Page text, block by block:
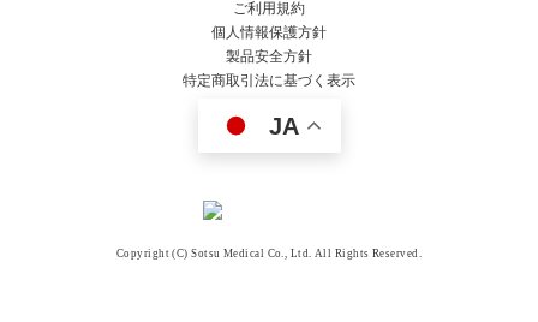
ご利用規約
個人情報保護方針
製品安全方針
特定商取引法に基づく表示
JA
Copyright (C) Sotsu Medical Co., Ltd. All Rights Reserved.